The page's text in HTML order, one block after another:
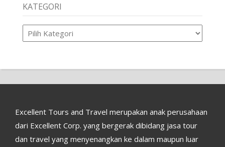
KATEGORI
Kategori
Excellent Tours and Travel merupakan anak perusahaan
dari Excellent Corp. yang bergerak dibidang jasa tour
dan travel yang menyenangkan ke dalam maupun luar